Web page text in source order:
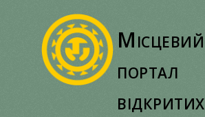
Місцевий
портал
відкритих